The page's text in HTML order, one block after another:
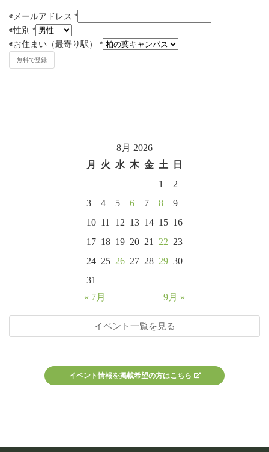
◉メールアドレス *
◉性別 *
◉お住まい（最寄り駅） *
8月 2026
月
火 水 木 金 土
日
1
2
3
4 5 6 7 8
9
10 11 12 13 14 15 16
17 18 19 20 21 22 23
24 25 26 27 28 29 30
31
« 7月
9月 »
イベント一覧を見る
イベント情報を掲載希望の方はこちら